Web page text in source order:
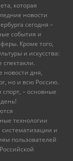
которая
новости
сегодня –
события и
Кроме того,
и искусства:
новости дня,
но и всю Россию.
спорт, – основные
технологии
и
пользователей